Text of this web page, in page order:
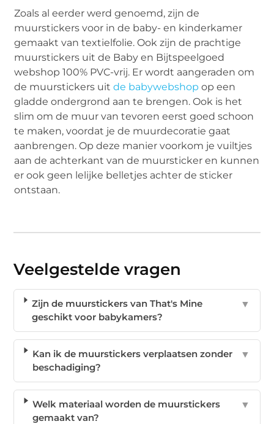
Zoals al eerder werd genoemd, zijn de
muurstickers voor in de baby- en kinderkamer
gemaakt van textielfolie. Ook zijn de prachtige
muurstickers uit de Baby en Bijtspeelgoed
webshop 100% PVC-vrij. Er wordt aangeraden om
de muurstickers uitde babywebshop op een
gladde ondergrond aan te brengen. Ook is het
slim om de muur van tevoren eerst goed schoon
te maken, voordat je de muurdecoratie gaat
aanbrengen. Op deze manier voorkom je vuiltjes
aan de achterkant van de muursticker en kunnen
er ook geen lelijke belletjes achter de sticker
ontstaan.
Veelgestelde vragen
Zijn de muurstickers van That's Mine
geschikt voor babykamers?
▼
Kan ik de muurstickers verplaatsen zonder
beschadiging?
▼
Welk materiaal worden de muurstickers
gemaakt van?
▼